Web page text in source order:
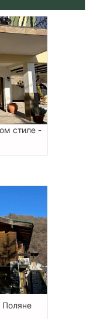
стиле -
Поляне